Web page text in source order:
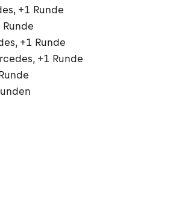
+1 Runde
+1 Runde
+1 Runde